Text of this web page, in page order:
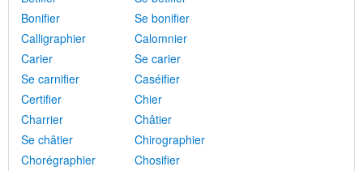
Bonifier
Se bonifier
Calligraphier
Calomnier
Carier
Se carier
Se carnifier
Caséifier
Certifier
Chier
Charrier
Châtier
Se châtier
Chirographier
Chorégraphier
Chosifier